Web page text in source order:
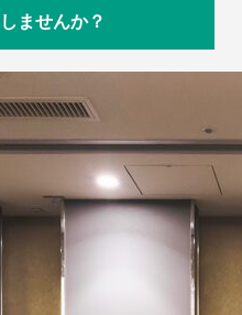
ませんか？